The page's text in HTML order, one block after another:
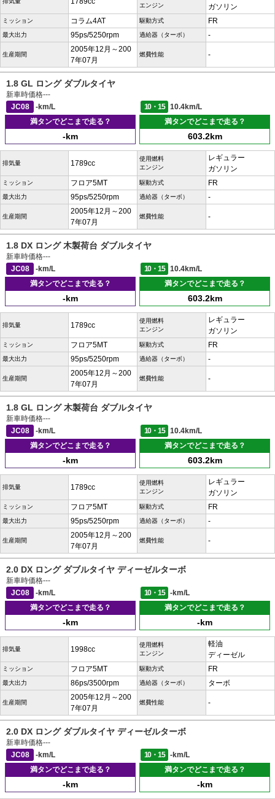
エンジン
ガソリン
ミッション コラム4AT 駆動方式 FR
最大出力 95ps/5250rpm 過給器（ターボ） -
生産期間
2005年12月～200
7年07月
燃費性能 -
1.8 GL ロング ダブルタイヤ
新車時価格---
JC08
-km/L 10・15
10.4km/L
満タンでどこまで走る？
-km
満タンでどこまで走る？
603.2km
排気量 1789cc
使用燃料
エンジン
レギュラー
ガソリン
ミッション フロア5MT 駆動方式 FR
最大出力 95ps/5250rpm 過給器（ターボ） -
生産期間
2005年12月～200
7年07月
燃費性能 -
1.8 DX ロング 木製荷台 ダブルタイヤ
新車時価格---
JC08
-km/L 10・15
10.4km/L
満タンでどこまで走る？
-km
満タンでどこまで走る？
603.2km
排気量 1789cc
使用燃料
エンジン
レギュラー
ガソリン
ミッション フロア5MT 駆動方式 FR
最大出力 95ps/5250rpm 過給器（ターボ） -
生産期間
2005年12月～200
7年07月
燃費性能 -
1.8 GL ロング 木製荷台 ダブルタイヤ
新車時価格---
JC08
-km/L 10・15
10.4km/L
満タンでどこまで走る？
-km
満タンでどこまで走る？
603.2km
排気量 1789cc
使用燃料
エンジン
レギュラー
ガソリン
ミッション フロア5MT 駆動方式 FR
最大出力 95ps/5250rpm 過給器（ターボ） -
生産期間
2005年12月～200
7年07月
燃費性能 -
2.0 DX ロング ダブルタイヤ ディーゼルターボ
新車時価格---
JC08
-km/L 10・15
-km/L
満タンでどこまで走る？
-km
満タンでどこまで走る？
-km
排気量 1998cc
使用燃料
エンジン
軽油
ディーゼル
ミッション フロア5MT 駆動方式 FR
最大出力 86ps/3500rpm 過給器（ターボ） ターボ
生産期間
2005年12月～200
7年07月
燃費性能 -
2.0 DX ロング ダブルタイヤ ディーゼルターボ
新車時価格---
JC08
-km/L 10・15
-km/L
満タンでどこまで走る？
-km
満タンでどこまで走る？
-km